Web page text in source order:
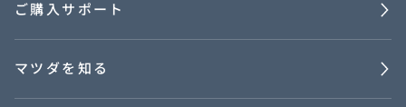
ご購入サポート
マツダを知る